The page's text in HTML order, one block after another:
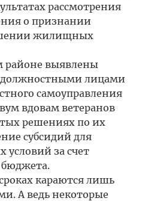
рассмотрения
о признании
жилищных
районе выявлены
лицами
самоуправления
вдовам ветеранов
решениях по их
субсидий для
за счет
бюджета.
караются лишь
А ведь некоторые